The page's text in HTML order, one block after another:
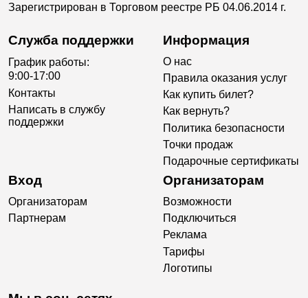
Зарегистрирован в Торговом реестре РБ 04.06.2014 г.
Служба поддержки
График работы:
9:00-17:00
Контакты
Написать в службу
поддержки
Информация
О нас
Правила оказания услуг
Как купить билет?
Как вернуть?
Политика безопасности
Точки продаж
Подарочные сертификаты
Вход
Организаторам
Партнерам
Организаторам
Возможности
Подключиться
Реклама
Тарифы
Логотипы